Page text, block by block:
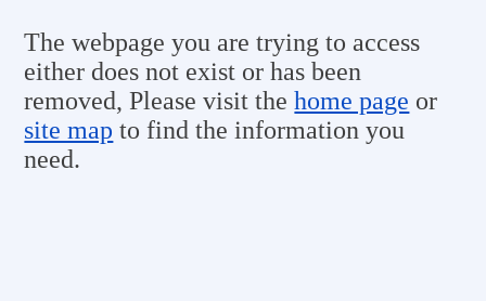
The webpage you are trying to access
either does not exist or has been
removed, Please visit thehome page or
site map to find the information you
need.